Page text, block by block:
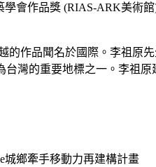
會作品獎 (RIAS-ARK美術
的作品聞名於國際。李祖原
灣的重要地標之一。李祖
城鄉牽手移動力再建構計畫